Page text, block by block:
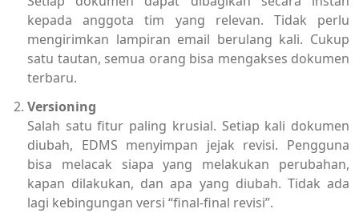
kepada anggota tim yang relevan. Tidak perlu
mengirimkan lampiran email berulang kali. Cukup
satu tautan, semua orang bisa mengakses dokumen
terbaru.
Versioning
Salah satu fitur paling krusial. Setiap kali dokumen
diubah, EDMS menyimpan jejak revisi. Pengguna
bisa melacak siapa yang melakukan perubahan,
kapan dilakukan, dan apa yang diubah. Tidak ada
lagi kebingungan versi “final-final revisi”.